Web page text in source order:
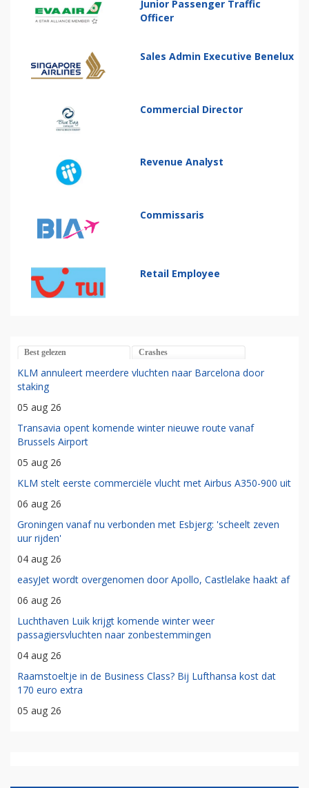
Junior Passenger Traffic
Officer
Sales Admin Executive Benelux
Commercial Director
Revenue Analyst
Commissaris
Retail Employee
Best gelezen Crashes
KLM annuleert meerdere vluchten naar Barcelona door
staking
05 aug 26
Transavia opent komende winter nieuwe route vanaf
Brussels Airport
05 aug 26
KLM stelt eerste commerciële vlucht met Airbus A350-900 uit
06 aug 26
Groningen vanaf nu verbonden met Esbjerg: 'scheelt zeven
uur rijden'
04 aug 26
easyJet wordt overgenomen door Apollo, Castlelake haakt af
06 aug 26
Luchthaven Luik krijgt komende winter weer
passagiersvluchten naar zonbestemmingen
04 aug 26
Raamstoeltje in de Business Class? Bij Lufthansa kost dat
170 euro extra
05 aug 26